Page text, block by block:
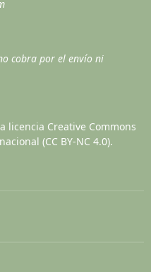
cobra por el envío ni
licencia Creative Commons
(CC BY-NC 4.0).